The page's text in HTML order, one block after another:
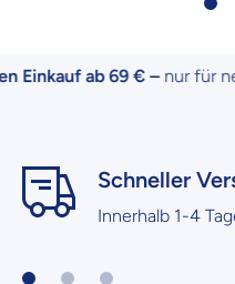
ab 69 € –nur für
Schneller
Innerhalb 1-4